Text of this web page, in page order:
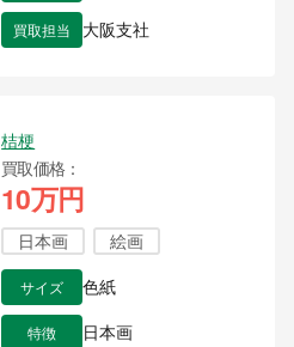
買取担当 大阪支社
桔梗
買取価格
10万円
日本画 絵画
サイズ 色紙
特徴 日本画